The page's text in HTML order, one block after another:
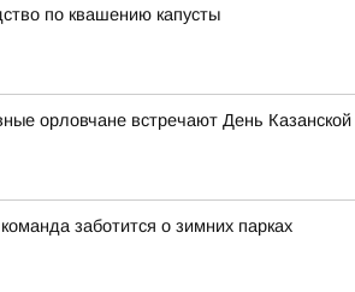
по квашению капусты
орловчане встречают День
заботится о зимних парках